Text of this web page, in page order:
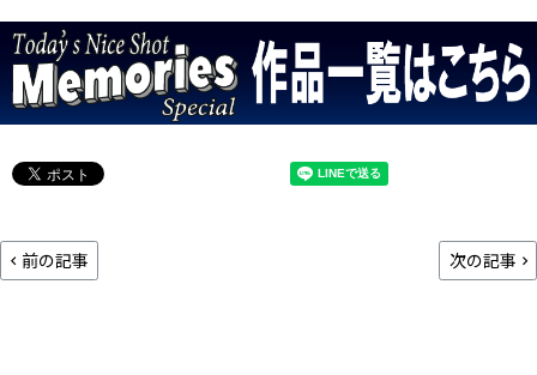
前の記事 次の記事